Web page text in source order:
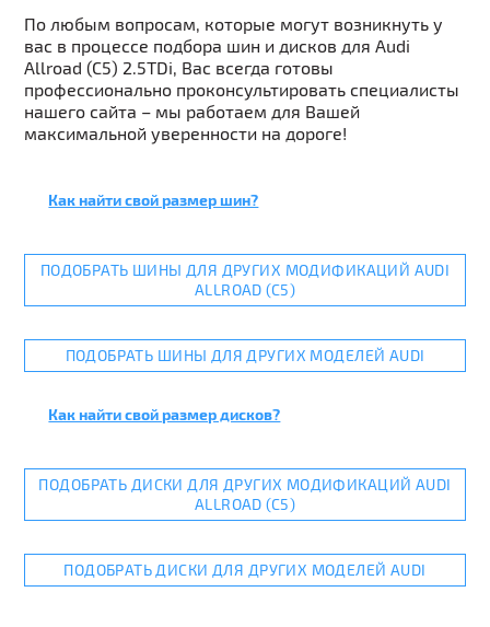
По любым вопросам, которые могут возникнуть у
вас в процессе подбора шин и дисков для Audi
Allroad (C5) 2.5TDi, Вас всегда готовы
профессионально проконсультировать специалисты
нашего сайта – мы работаем для Вашей
максимальной уверенности на дороге!
Как найти свой размер шин?
ПОДОБРАТЬ ШИНЫ ДЛЯ ДРУГИХ МОДИФИКАЦИЙ AUDI
ALLROAD (C5)
ПОДОБРАТЬ ШИНЫ ДЛЯ ДРУГИХ МОДЕЛЕЙ AUDI
Как найти свой размер дисков?
ПОДОБРАТЬ ДИСКИ ДЛЯ ДРУГИХ МОДИФИКАЦИЙ AUDI
ALLROAD (C5)
ПОДОБРАТЬ ДИСКИ ДЛЯ ДРУГИХ МОДЕЛЕЙ AUDI